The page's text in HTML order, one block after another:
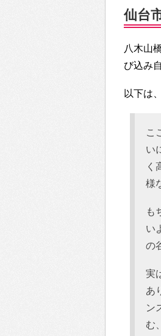
仙台
八木山
び込み
以下は
こ
い
く
様
も
い
の
実
あ
ン
む